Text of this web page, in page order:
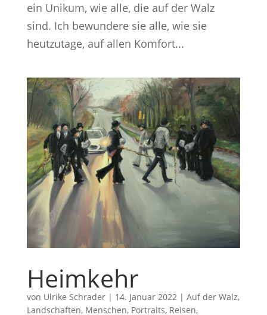
ein Unikum, wie alle, die auf der Walz
sind. Ich bewundere sie alle, wie sie
heutzutage, auf allen Komfort...
Heimkehr
von Ulrike Schrader| 14. Januar 2022| Auf der Walz,
Landschaften, Menschen, Portraits, Reisen,